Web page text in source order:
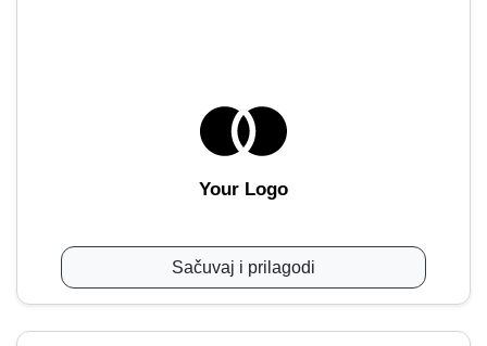
Your Logo
Sačuvaj i prilagodi